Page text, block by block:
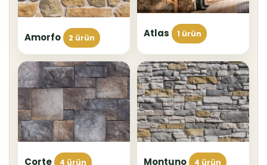
Amorfo 2 ürün Atlas 1 ürün
Corte 4 ürün Montuno 4 ürün